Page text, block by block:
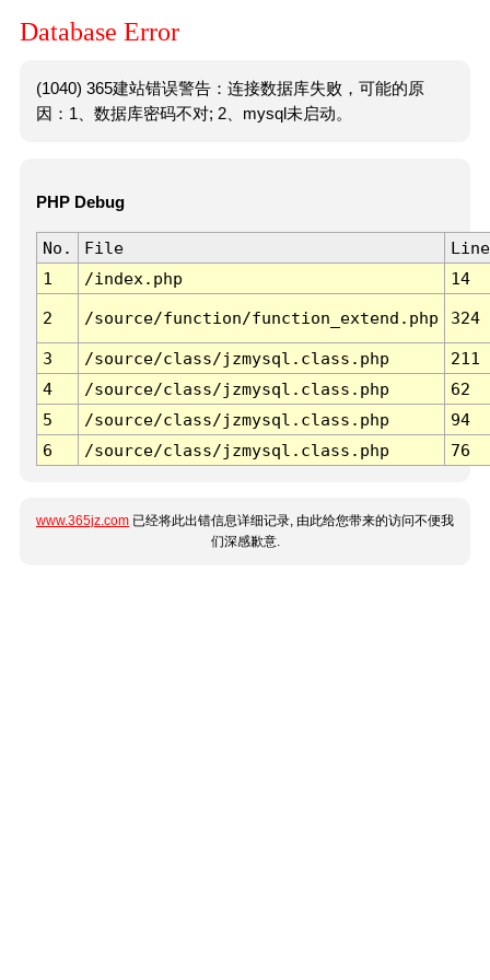
Database Error
(1040) 365建站错误警告：连接数据库失败，可能的原
因：1、数据库密码不对; 2、mysql未启动。
PHP Debug
No. File
Line
1
/index.php 14
2 /source/function/function_extend.php 324
3 /source/class/jzmysql.class.php
211
4
/source/class/jzmysql.class.php
62
5
/source/class/jzmysql.class.php
94
6
/source/class/jzmysql.class.php 76
www.365jz.com 已经将此出错信息详细记录, 由此给您带来的访问不便我
们深感歉意.